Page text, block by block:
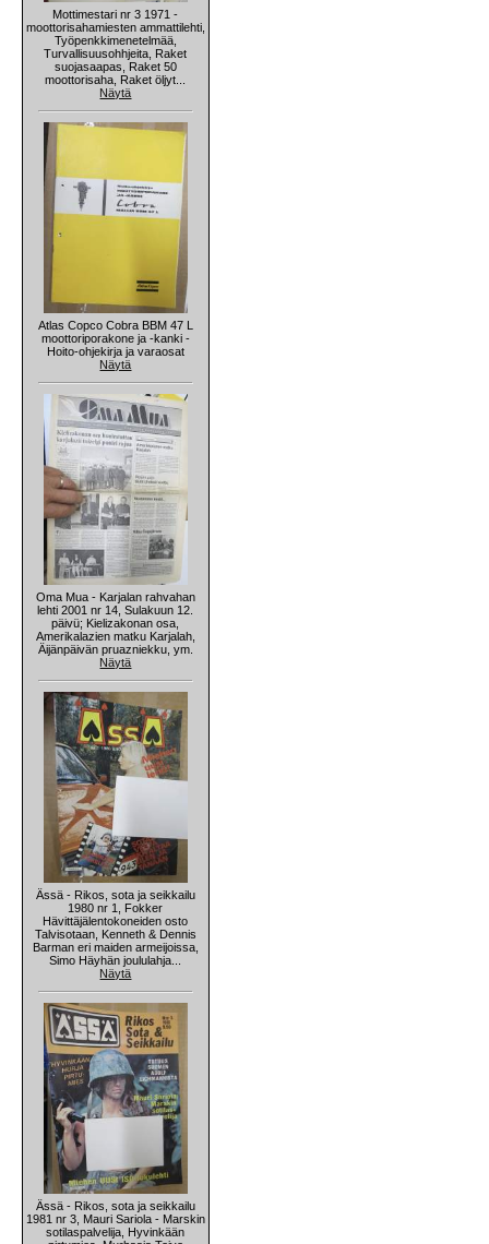
Mottimestari nr 3 1971 -
moottorisahamiesten ammattilehti,
Työpenkkimenetelmää,
Turvallisuusohhjeita, Raket
suojasaapas, Raket 50
moottorisaha, Raket öljyt...
Näytä
Atlas Copco Cobra BBM 47 L
moottoriporakone ja -kanki -
Hoito-ohjekirja ja varaosat
Näytä
Oma Mua - Karjalan rahvahan
lehti 2001 nr 14, Sulakuun 12.
päivü; Kielizakonan osa,
Amerikalazien matku Karjalah,
Äijänpäivän pruazniekku, ym.
Näytä
Ässä - Rikos, sota ja seikkailu
1980 nr 1, Fokker
Hävittäjälentokoneiden osto
Talvisotaan, Kenneth & Dennis
Barman eri maiden armeijoissa,
Simo Häyhän joululahja...
Näytä
Ässä - Rikos, sota ja seikkailu
1981 nr 3, Mauri Sariola - Marskin
sotilaspalvelija, Hyvinkään